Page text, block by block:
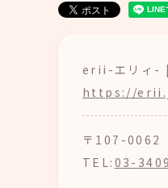
erii-エリィ- |
https://
〒107-0062
TEL: 03-